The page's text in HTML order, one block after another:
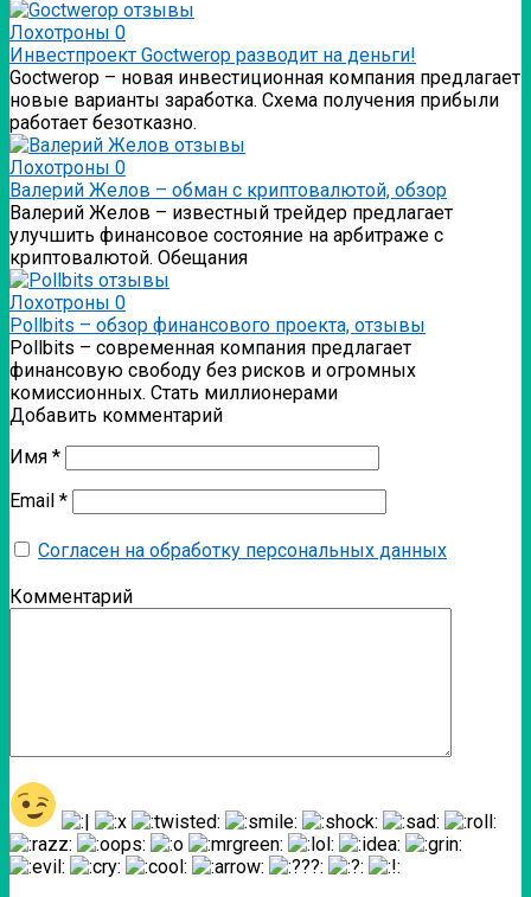
Лохотроны 0
Инвестпроект Goctwerop разводит на деньги!
Goctwerop – новая инвестиционная компания предлагает
новые варианты заработка. Схема получения прибыли
работает безотказно.
Лохотроны 0
Валерий Желов – обман с криптовалютой, обзор
Валерий Желов – известный трейдер предлагает
улучшить финансовое состояние на арбитраже с
криптовалютой. Обещания
Лохотроны 0
Pollbits – обзор финансового проекта, отзывы
Pollbits – современная компания предлагает
финансовую свободу без рисков и огромных
комиссионных. Стать миллионерами
Добавить комментарий
Имя *
Email *
Согласен на обработку персональных данных
Комментарий